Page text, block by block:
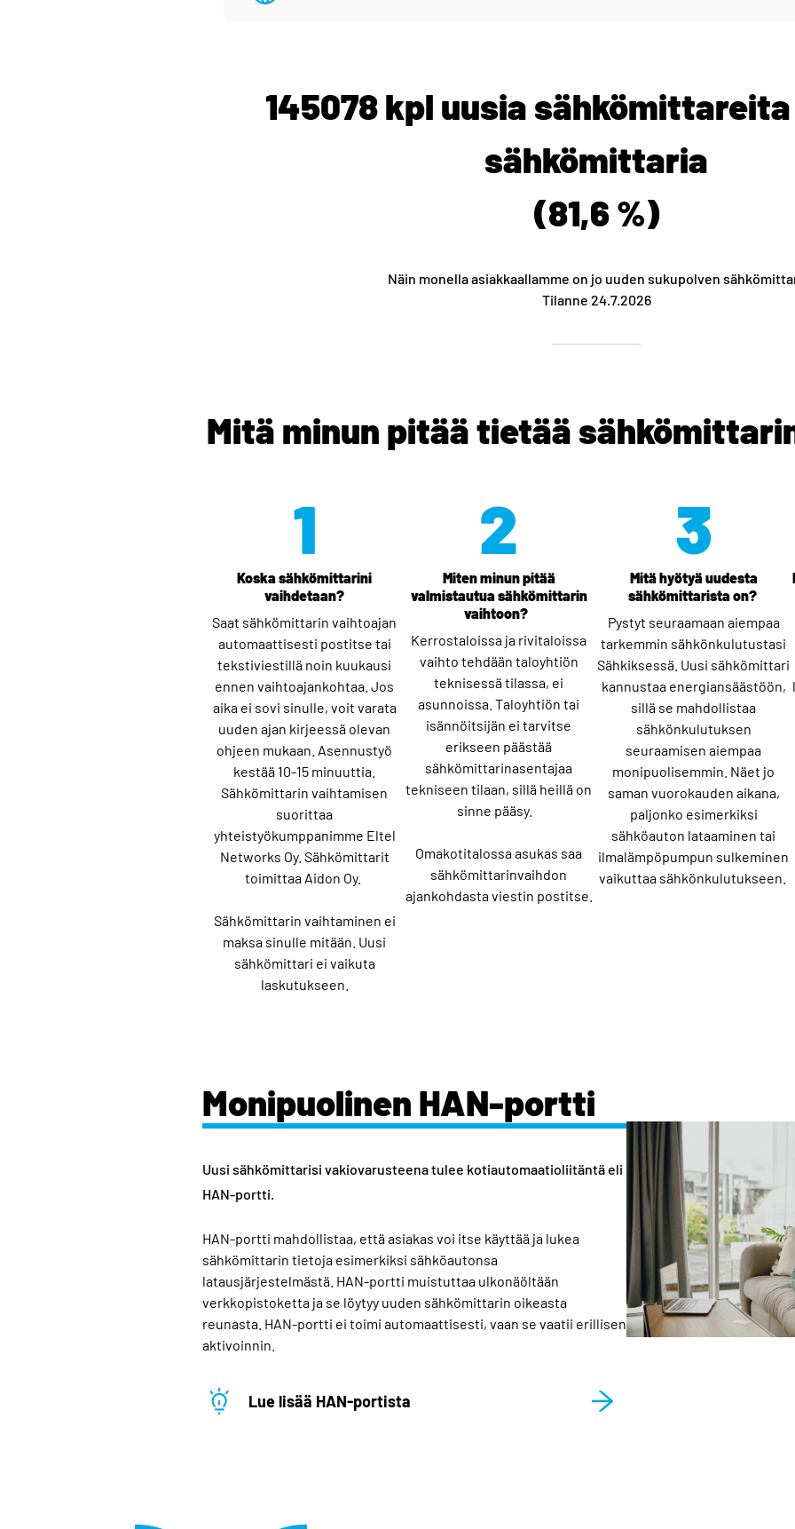
145078 kpl uusia sähkömittareita
sähkömittaria
(81,6 %)
Näin monella asiakkaallamme on jo uuden sukupolven
Tilanne 24.7.2026
Mitä minun pitää tietää
1
Koska sähkömittarini
vaihdetaan?
Saat sähkömittarin vaihtoajan
automaattisesti postitse tai
tekstiviestillä noin kuukausi
ennen vaihtoajankohtaa. Jos
aika ei sovi sinulle, voit varata
uuden ajan kirjeessä olevan
ohjeen mukaan. Asennustyö
kestää 10-15 minuuttia.
Sähkömittarin vaihtamisen
suorittaa
yhteistyökumppanimme Eltel
Networks Oy. Sähkömittarit
toimittaa Aidon Oy.
Sähkömittarin vaihtaminen ei
maksa sinulle mitään. Uusi
sähkömittari ei vaikuta
laskutukseen.
2
Miten minun pitää
valmistautua sähkömittarin
vaihtoon?
Kerrostaloissa ja rivitaloissa
vaihto tehdään taloyhtiön
teknisessä tilassa, ei
asunnoissa. Taloyhtiön tai
isännöitsijän ei tarvitse
erikseen päästää
sähkömittarinasentajaa
tekniseen tilaan, sillä heillä on
sinne pääsy.
Omakotitalossa asukas saa
sähkömittarinvaihdon
ajankohdasta viestin postitse.
3
Mitä hyötyä uudesta
sähkömittarista on?
Pystyt seuraamaan aiempaa
tarkemmin sähkönkulutustasi
Sähkiksessä. Uusi sähkömittari
kannustaa energiansäästöön,
sillä se mahdollistaa
sähkönkulutuksen
seuraamisen aiempaa
monipuolisemmin. Näet jo
saman vuorokauden aikana,
paljonko esimerkiksi
sähköauton lataaminen tai
ilmalämpöpumpun sulkeminen
vaikuttaa sähkönkulutukseen.
Monipuolinen HAN-portti
Uusi sähkömittarisi vakiovarusteena tulee kotiautomaatioliitäntä eli
HAN-portti.
HAN-portti mahdollistaa, että asiakas voi itse käyttää ja lukea
sähkömittarin tietoja esimerkiksi sähköautonsa
latausjärjestelmästä HAN-portti muistuttaa ulkonäöltään
verkkopistoketta ja se löytyy uuden sähkömittarin oikeasta
reunasta. HAN-portti ei toimi automaattisesti, vaan se vaatii erillisen
aktivoinnin.
Lue lisää HAN-portista